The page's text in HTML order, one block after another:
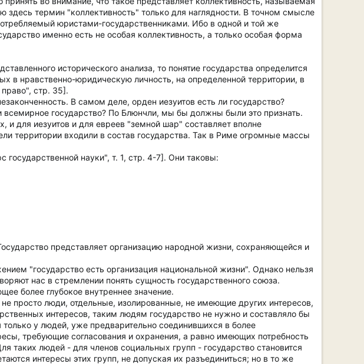
здесь термин "коллективность" только для наглядности. В точном смысле
юристами-государственниками. Ибо в одной и той же
именно есть не особая коллективность, а только особая форма
исторического анализа, то понятие государства определится
в нравственно-юридическую личность, на определенной территории, в
стр. 35].
В самом деле, орден иезуитов есть ли государство?
всемирное государство? По Блюнчли, мы бы должны были это признать.
и для иезуитов и для евреев "земной шар" составляет вполне
территории входили в состав государства. Так в Риме огромные массы
науки", т. 1, стр. 4-7]. Они таковы:
представляет организацию народной жизни, сохраняющейся и
"государство есть организация национальной жизни". Однако нельзя
нас в стремлении понять сущность государственного союза.
более глубокое внутреннее значение.
просто люди, отдельные, изолированные, не имеющие других интересов,
интересов, таким людям государство не нужно и составляло бы
у людей, уже предварительно соединившихся в более
требующие согласования и охранения, а равно имеющих потребность
таких людей - для членов социальных групп - государство становится
интересы этих групп, не допуская их разъединиться; но в то же